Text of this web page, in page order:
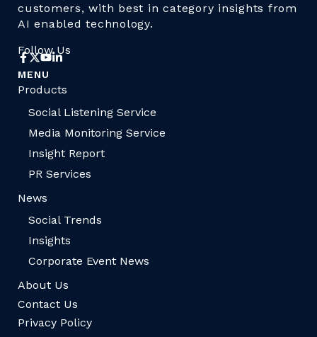
customers, with best in category insights from
AI enabled technology.
Follow Us
MENU
Products
Social Listening Service
Media Monitoring Service
Insight Report
PR Services
News
Social Trends
Insights
Corporate Event News
About Us
Contact Us
Privacy Policy